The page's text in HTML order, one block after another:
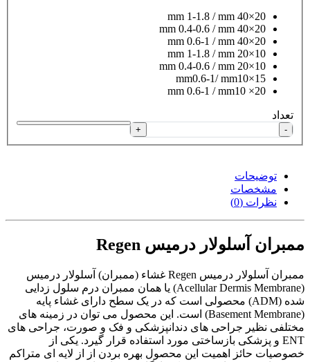
20×40 mm 1-1.8 / mm
20×40 mm 0.4-0.6 / mm
20×40 mm 0.6-1 / mm
10×20 mm 1-1.8 / mm
10×20 mm 0.4-0.6 / mm
mm0.6-1/ mm10×15
mm 0.6-1 / mm10 ×20
تعداد
-
+
توضیحات
مشخصات
نظرات (0)
ممبران آسلولار درمیس Regen
ممبران آسلولار درمیس Regen غشاء (ممبران) آسلولار درمیس
(Acellular Dermis Membrane) یا همان ممبران درم سلول زدایی
شده (ADM) محصولی است که در یک سطح دارای غشاء پایه
(Basement Membrane) است. این محصول می توان در زمینه های
مختلفی نظیر جراحی های دندانپزشکی و فک و صورت، جراحی های
ENT و پزشکی بازساختی مورد استفاده قرار گیرد. یکی از
خصوصیات حائز اهمیت این محصول بهره بردن از از لایه ای متراکم